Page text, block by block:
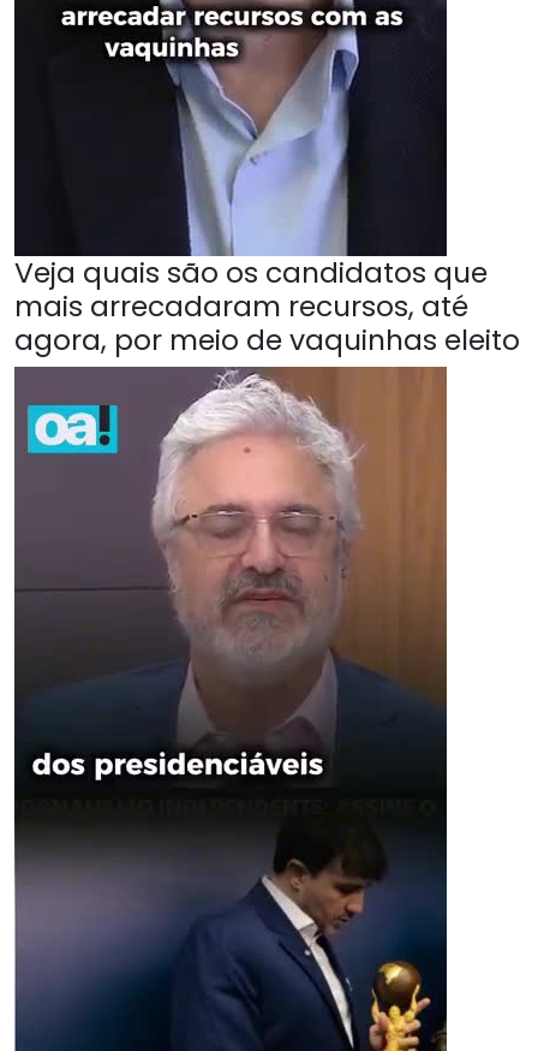
Veja quais são os candidatos que
mais arrecadaram recursos, até
agora, por meio de vaquinhas eleito